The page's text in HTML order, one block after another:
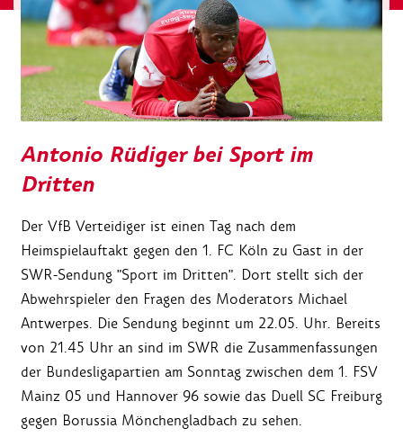
Antonio Rüdiger bei Sport im
Dritten
Der VfB Verteidiger ist einen Tag nach dem
Heimspielauftakt gegen den 1. FC Köln zu Gast in der
SWR-Sendung "Sport im Dritten". Dort stellt sich der
Abwehrspieler den Fragen des Moderators Michael
Antwerpes. Die Sendung beginnt um 22.05. Uhr. Bereits
von 21.45 Uhr an sind im SWR die Zusammenfassungen
der Bundesligapartien am Sonntag zwischen dem 1. FSV
Mainz 05 und Hannover 96 sowie das Duell SC Freiburg
gegen Borussia Mönchengladbach zu sehen.